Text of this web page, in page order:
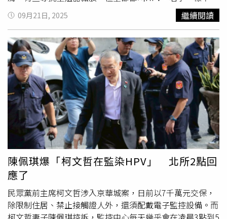
造成環境殘留有毒物質（主要是焦油），三手菸同樣會危害
健康。8.高脂肪飲食：罹患肺腺癌的機率比一般人高出11
倍。9.人類乳突病毒（HPV）：除與子宮頸癌相關外，非吸
菸的女性肺癌者，帶有HPV16型及18型的比例也較高。10.
焚香與蚊香：經常點燃香品、蚊香或芳香劑，會釋放致癌物
質。11.其他癌症病史：若曾罹患口腔癌、喉癌或食道癌等
與「吸菸」相關的癌症，具有共同的致癌因子，罹患肺癌的
風險也增高。啟新診所提醒，若民眾出現持續咳嗽、痰帶有
血絲、持續胸痛、呼吸急促、不明原因發燒、聲音沙啞、骨
關節疼痛、無預警體重下降、健忘等症狀，應提早就醫診
斷。
表性質一樣。」蘇怡寧解釋，平常看到的皮膚疣像足底疣、
手部疣、扁平疣等，其實都是皮膚型HPV感染，如HPV1、
2、4、27、57型，可能長在手指、腳底、膝蓋或臉上，外
觀有的粗糙隆起，有的則小而平，皮膚型HPV主要透過有微
小破皮的直接皮膚接觸傳染。至於坐馬桶或是在浴室光腳會
染HPV嗎？蘇怡寧指出，理論上，馬桶座表面乾燥光滑，病
毒存活不易，加上臀部皮膚多為完整，因此即使曾有人有皮
膚疣，也難留下足以傳染的病毒量，臨床上幾乎沒有因坐馬
桶而感染皮膚疣的案例。蘇怡寧表示，而去游泳池、浴室、
溫泉、更衣室，如果赤腳踩在潮濕粗糙的地面，皮膚又有微
小破口較有機會感染，但也不算很常見，他強調，「多半只
是良性增生，不會導致癌症所以大家不要隨便說在外面坐馬
桶會容易傳染皮膚疣喔。」蘇怡寧解釋，生殖器型HPV也幾
乎不可能是泡溫泉或坐馬桶傳染，主要是性接觸，偶爾會有
母嬰產道垂直傳染和共用毛巾刮鬍刀的間接傳染，「所以你
得了菜花不是因為昨天去泡湯，不要再拿公共廁所當藉
口。」
09月21日, 2025 繼續閱讀
陳佩琪爆「柯文哲在監染HPV」 北所2點回
應了
民眾黨前主席柯文哲涉入京華城案，日前以7千萬元交保，
除限制住居、禁止接觸證人外，還須配戴電子監控設備。而